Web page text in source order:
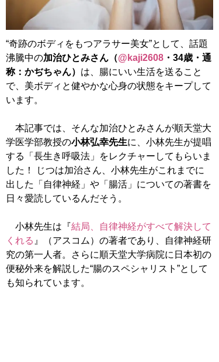
“奇跡のボディをもつアラサー美女”として、話題
沸騰中の加治ひとみさん（@kaji2608 ・34歳・通
称：かぢちゃん） は、腸にいい生活を送ること
で、美ボディと健やかな心身の状態をキープして
います。
本記事では、そんな加治ひとみさんが順天堂大
学医学部教授の小林弘幸先生に、小林先生が提唱
する「長生き呼吸法」をレクチャーしてもらいま
した！ じつは加治さん、小林先生がこれまでに
出した「自律神経」や「腸活」についての著書を
日々愛読しているんだそう。
小林先生は『結局、自律神経がすべて解決して
くれる 』（アスコム）の著者であり、自律神経研
究の第一人者。さらに順天堂大学病院に日本初の
便秘外来を解説した“腸のスペシャリスト”として
も知られています。